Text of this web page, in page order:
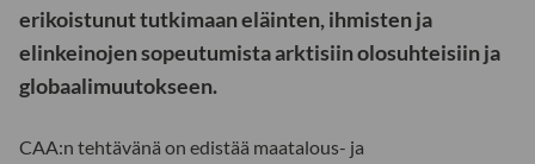
erikoistunut tutkimaan eläinten, ihmisten ja
elinkeinojen sopeutumista arktisiin olosuhteisiin ja
globaalimuutokseen.
CAA:n tehtävänä on edistää maatalous- ja